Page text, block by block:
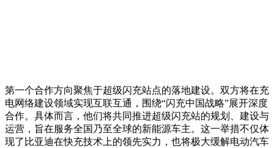
第一个合作方向聚焦于超级闪充站点的落地建设。双方将在充
电网络建设领域实现互联互通，围绕“闪充中国战略”展开深度
合作。具体而言，他们将共同推进超级闪充站的规划、建设与
运营，旨在服务全国乃至全球的新能源车主。这一举措不仅体
现了比亚迪在快充技术上的领先实力，也将极大缓解电动汽车